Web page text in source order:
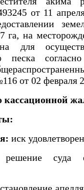
от 11
га, на
для
песка
от 02 февраля
кассационной
иск
решение суда